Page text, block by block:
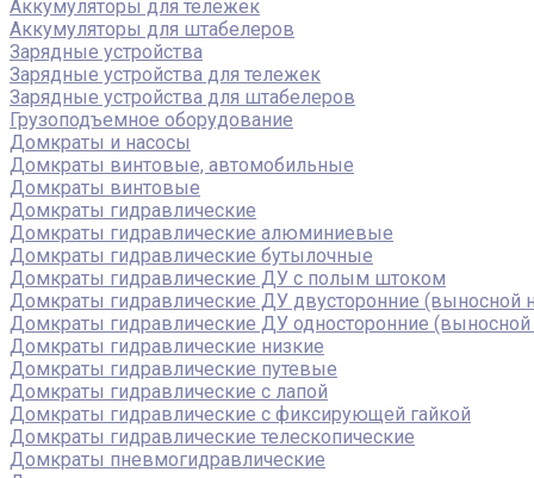
Аккумуляторы для тележек
Аккумуляторы для штабелеров
Зарядные устройства
Зарядные устройства для тележек
Зарядные устройства для штабелеров
Грузоподъемное оборудование
Домкраты и насосы
Домкраты винтовые, автомобильные
Домкраты винтовые
Домкраты гидравлические
Домкраты гидравлические алюминиевые
Домкраты гидравлические бутылочные
Домкраты гидравлические ДУ c полым штоком
Домкраты гидравлические ДУ двусторонние (выносной
Домкраты гидравлические ДУ односторонние (выносной
Домкраты гидравлические низкие
Домкраты гидравлические путевые
Домкраты гидравлические с лапой
Домкраты гидравлические с фиксирующей гайкой
Домкраты гидравлические телескопические
Домкраты пневмогидравлические